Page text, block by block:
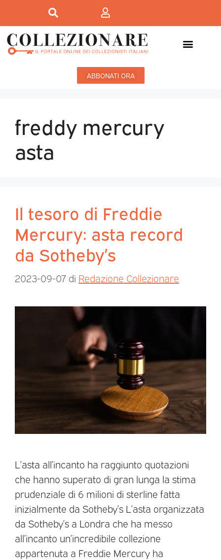
ABBONATI ORA
freddy mercury
asta
Il tesoro di Freddie
Mercury: asta record
da Sotheby’s
2023-09-07 di Redazione Collezionare
L’asta all’incanto ha raggiunto quotazioni
che hanno superato di gran lunga la stima
prudenziale di 6 milioni di sterline fatta
inizialmente da Sotheby’s L’asta organizzata
da Sotheby’s a Londra che ha messo
all’incanto un’incredibile collezione
appartenuta a Freddie Mercury ha